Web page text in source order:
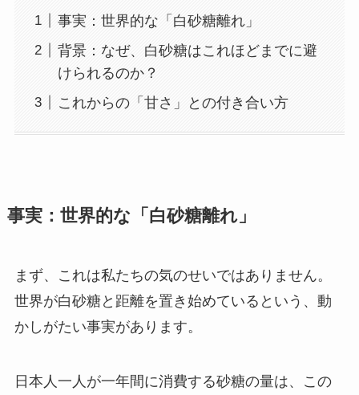
事実：世界的な「白砂糖離れ」
背景：なぜ、白砂糖はこれほどまでに避
けられるのか？
これからの「甘さ」との付き合い方
事実：世界的な「白砂糖離れ」
まず、これは私たちの気のせいではありません。
世界が白砂糖と距離を置き始めているという、動
かしがたい事実があります。
日本人一人が一年間に消費する砂糖の量は、この